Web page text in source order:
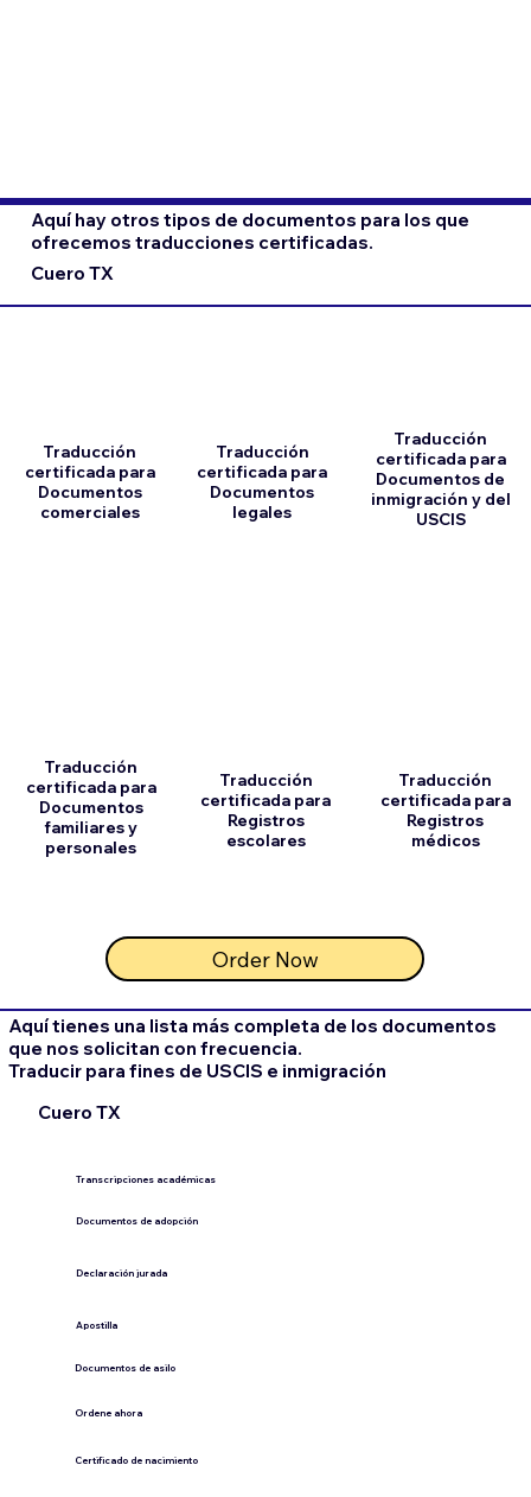
Transcripciones académicas
Documentos de adopción
Declaración jurada
​Apostilla
Documentos de asilo
Ordene ahora
Certificado de nacimiento
Aquí hay otros tipos de documentos para los que
ofrecemos traducciones certificadas.
Cuero TX
Traducción
certificada para
Documentos
comerciales
Traducción
certificada para
Documentos
familiares y
personales
Traducción
certificada para
Documentos
legales
Traducción
certificada para
Registros
escolares
Order Now
Traducción
certificada para
Documentos de
inmigración y del
USCIS
Traducción
certificada para
Registros
médicos
Aquí tienes una lista más completa de los documentos
que nos solicitan con frecuencia.
Traducir para fines de USCIS e inmigración
Cuero TX